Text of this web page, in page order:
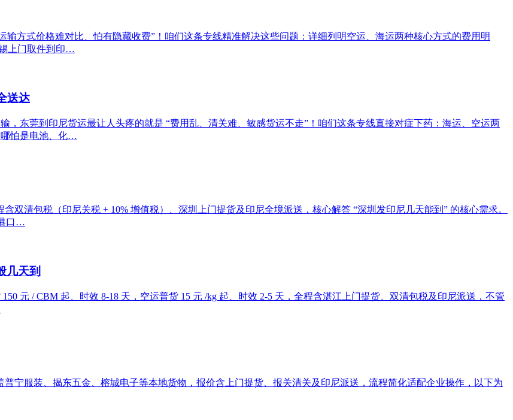
输方式价格难对比、怕有隐藏收费”！咱们这条专线精准解决这些问题：详细列明空运、海运两种核心方式的费用明
上门取件到印…
送达
，东莞到印尼货运最让人头疼的就是 “费用乱、清关难、敏感货运不走”！咱们这条专线直接对症下药：海运、空运两
哪怕是电池、化…
双清包税（印尼关税 + 10% 增值税）、深圳上门提货及印尼全境派送，核心解答 “深圳发印尼几天能到” 的核心需求。
口…
几天到
元 / CBM 起、时效 8-18 天，空运普货 15 元 /kg 起、时效 2-5 天，全程含湛江上门提货、双清包税及印尼派送，不管
宁服装、揭东五金、榕城电子等本地货物，报价含上门提货、报关清关及印尼派送，流程简化适配企业操作，以下为